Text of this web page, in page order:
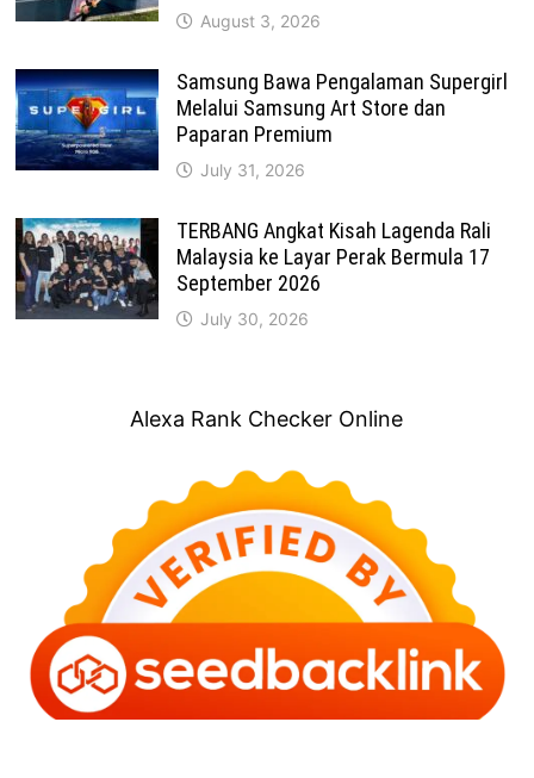
August 3, 2026
Samsung Bawa Pengalaman Supergirl
Melalui Samsung Art Store dan
Paparan Premium
July 31, 2026
TERBANG Angkat Kisah Lagenda Rali
Malaysia ke Layar Perak Bermula 17
September 2026
July 30, 2026
Alexa Rank Checker Online